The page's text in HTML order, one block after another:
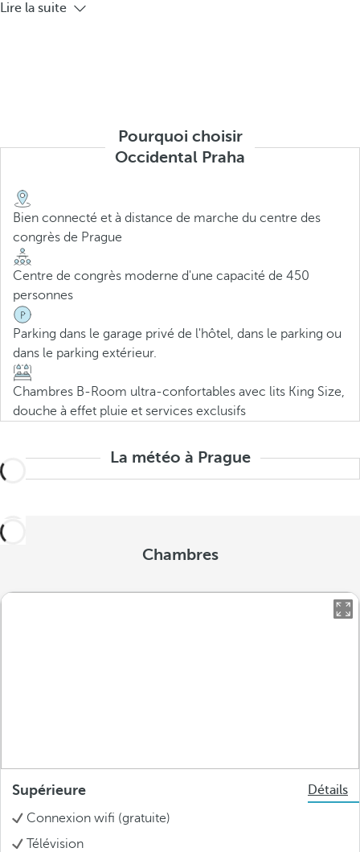
Lire la suite
Pourquoi choisir
Occidental Praha
Bien connecté et à distance de marche du centre des
congrès de Prague
Centre de congrès moderne d'une capacité de 450
personnes
Parking dans le garage privé de l'hôtel, dans le parking ou
dans le parking extérieur.
Chambres B-Room ultra-confortables avec lits King Size,
douche à effet pluie et services exclusifs
La météo à Prague
Chambres
Supérieure
Détails
Connexion wifi (gratuite)
Télévision